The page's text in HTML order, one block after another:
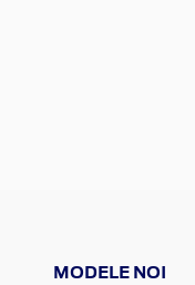
MODELE NOI